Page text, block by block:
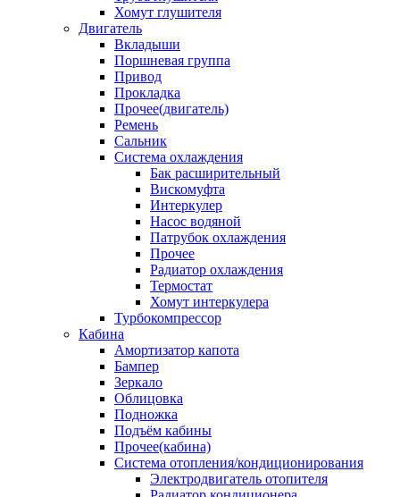
Хомут глушителя
Двигатель
Вкладыши
Поршневая группа
Привод
Прокладка
Прочее(двигатель)
Ремень
Сальник
Система охлаждения
Бак расширительный
Вискомуфта
Интеркулер
Насос водяной
Патрубок охлаждения
Прочее
Радиатор охлаждения
Термостат
Хомут интеркулера
Турбокомпрессор
Кабина
Амортизатор капота
Бампер
Зеркало
Облицовка
Подножка
Подъём кабины
Прочее(кабина)
Система отопления/кондиционирования
Электродвигатель отопителя